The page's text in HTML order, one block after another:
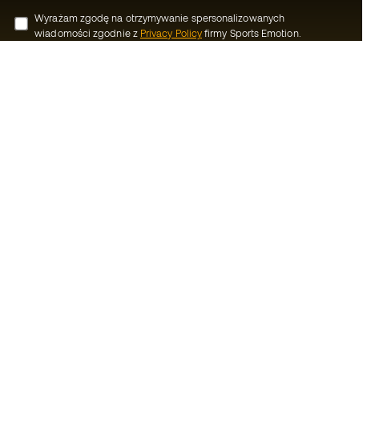
Wyrażam zgodę na otrzymywanie spersonalizowanych
wiadomości zgodnie z Privacy Policyfirmy Sports Emotion.